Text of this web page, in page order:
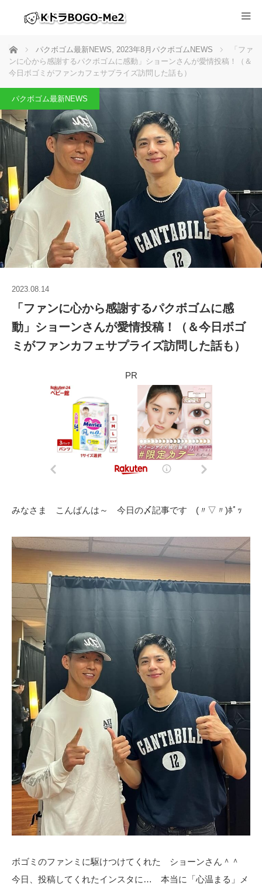
ホーム パクボゴム最新NEWS, 2023年8月パクボゴムNEWS
「ファ
ンに心から感謝するパクボゴムに感動」ショーンさんが愛情投稿！（＆
今日ボゴミがファンカフェサプライズ訪問した話も）
パクボゴム最新NEWS
2023.08.14
「ファンに心から感謝するパクボゴムに感
動」ショーンさんが愛情投稿！（＆今日ボゴ
ミがファンカフェサプライズ訪問した話も）
PR
みなさま こんばんは～ 今日の〆記事です (〃▽〃)ﾎﾟｯ
ボゴミのファンミに駆けつけてくれた ショーンさん＾＾
今日、投稿してくれたインスタに… 本当に「心温まる」メ